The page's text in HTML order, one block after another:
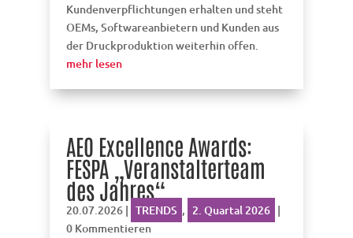
Kundenverpflichtungen erhalten und steht
OEMs, Softwareanbietern und Kunden aus
der Druckproduktion weiterhin offen.
mehr lesen
AEO Excellence Awards:
FESPA „Veranstalterteam
des Jahres“
20.07.2026| TRENDS , 2. Quartal 2026 |
0 Kommentieren